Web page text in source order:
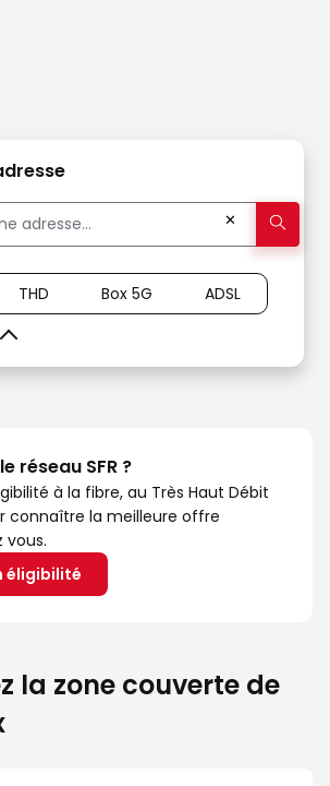
✕
THD Box 5G ADSL
réseau SFR ?
à la fibre, au Très Haut Débit
connaître la meilleure offre
vous.
éligibilité
la zone couverte de